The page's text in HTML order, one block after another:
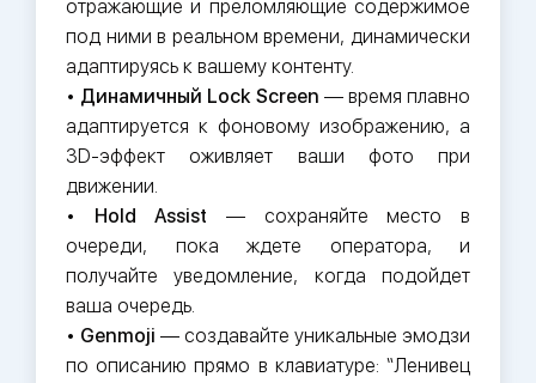
отражающие и преломляющие содержимое
под ними в реальном времени, динамически
адаптируясь к вашему контенту.
• Динамичный Lock Screen — время плавно
адаптируется к фоновому изображению, а
3D-эффект оживляет ваши фото при
движении.
•
Hold Assist — сохраняйте место в
очереди, пока ждете оператора, и
получайте уведомление, когда подойдет
ваша очередь.
• Genmoji — создавайте уникальные эмодзи
по описанию прямо в клавиатуре: “Ленивец